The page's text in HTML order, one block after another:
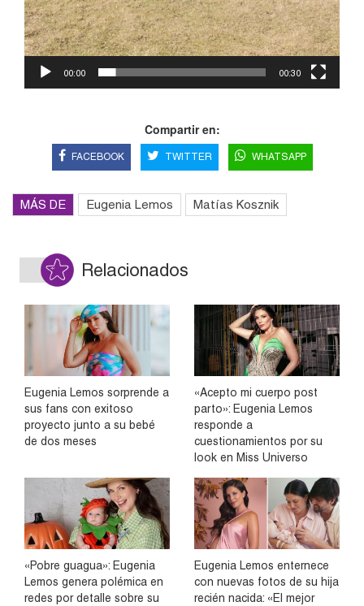
00:00 00:30
Compartir en:
FACEBOOK TWITTER WHATSAPP
MÁS DE Eugenia Lemos Matías Kosznik
Relacionados
Eugenia Lemos sorprende a
sus fans con exitoso
proyecto junto a su bebé
de dos meses
«Acepto mi cuerpo post
parto»: Eugenia Lemos
responde a
cuestionamientos por su
look en Miss Universo
«Pobre guagua»: Eugenia
Lemos genera polémica en
redes por detalle sobre su
Eugenia Lemos enternece
con nuevas fotos de su hija
recién nacida: «El mejor